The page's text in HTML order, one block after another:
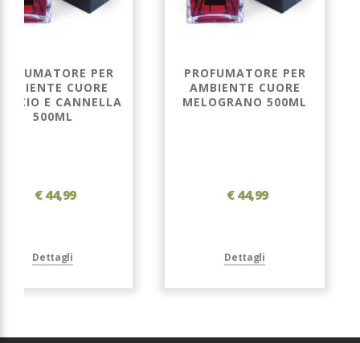
PER
CUORE
E CANNELLA
500ML
€ 44,99
Dettagli
PROFUMATORE PER
AMBIENTE CUORE
MELOGRANO 500ML
€ 44,99
Dettagli